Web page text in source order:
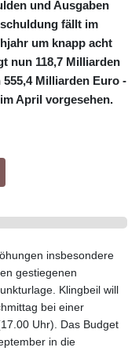
und Ausgaben
fällt im
um knapp acht
nun 118,7 Milliarden
Milliarden Euro -
April vorgesehen.
insbesondere
gestiegenen
Klingbeil will
bei einer
Uhr). Das Budget
in die